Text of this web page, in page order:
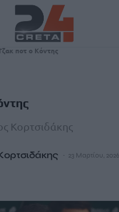
ποτ ο Κόντης
Κορτσιδάκης
23 Μαρτίου, 2026